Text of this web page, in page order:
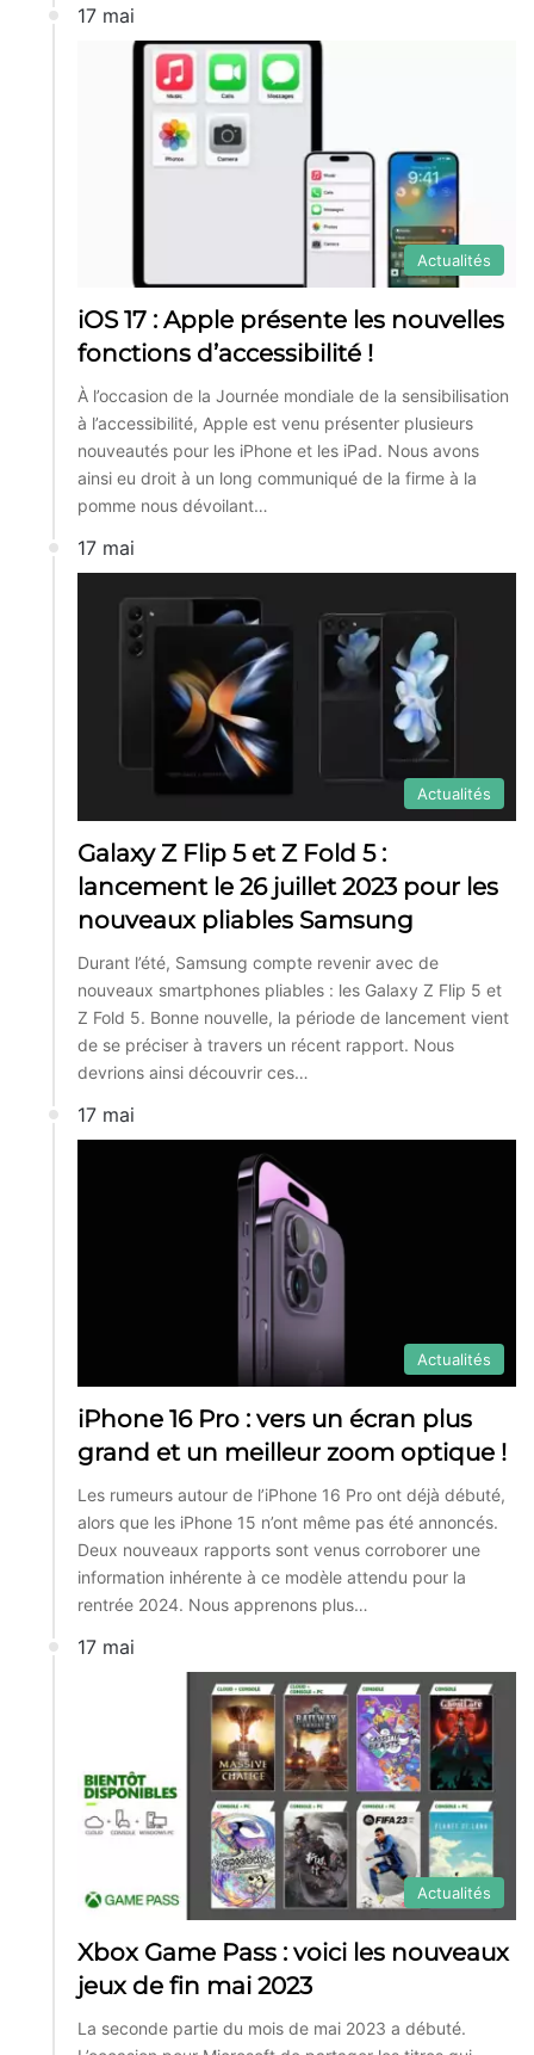
17 mai
Actualités
iOS 17 : Apple présente les nouvelles
fonctions d’accessibilité !
À l’occasion de la Journée mondiale de la sensibilisation
à l’accessibilité, Apple est venu présenter plusieurs
nouveautés pour les iPhone et les iPad. Nous avons
ainsi eu droit à un long communiqué de la firme à la
pomme nous dévoilant…
17 mai
Actualités
Galaxy Z Flip 5 et Z Fold 5 :
lancement le 26 juillet 2023 pour les
nouveaux pliables Samsung
Durant l’été, Samsung compte revenir avec de
nouveaux smartphones pliables : les Galaxy Z Flip 5 et
Z Fold 5. Bonne nouvelle, la période de lancement vient
de se préciser à travers un récent rapport. Nous
devrions ainsi découvrir ces…
17 mai
Actualités
iPhone 16 Pro : vers un écran plus
grand et un meilleur zoom optique !
Les rumeurs autour de l’iPhone 16 Pro ont déjà débuté,
alors que les iPhone 15 n’ont même pas été annoncés.
Deux nouveaux rapports sont venus corroborer une
information inhérente à ce modèle attendu pour la
rentrée 2024. Nous apprenons plus…
17 mai
Actualités
Xbox Game Pass : voici les nouveaux
jeux de fin mai 2023
La seconde partie du mois de mai 2023 a débuté.